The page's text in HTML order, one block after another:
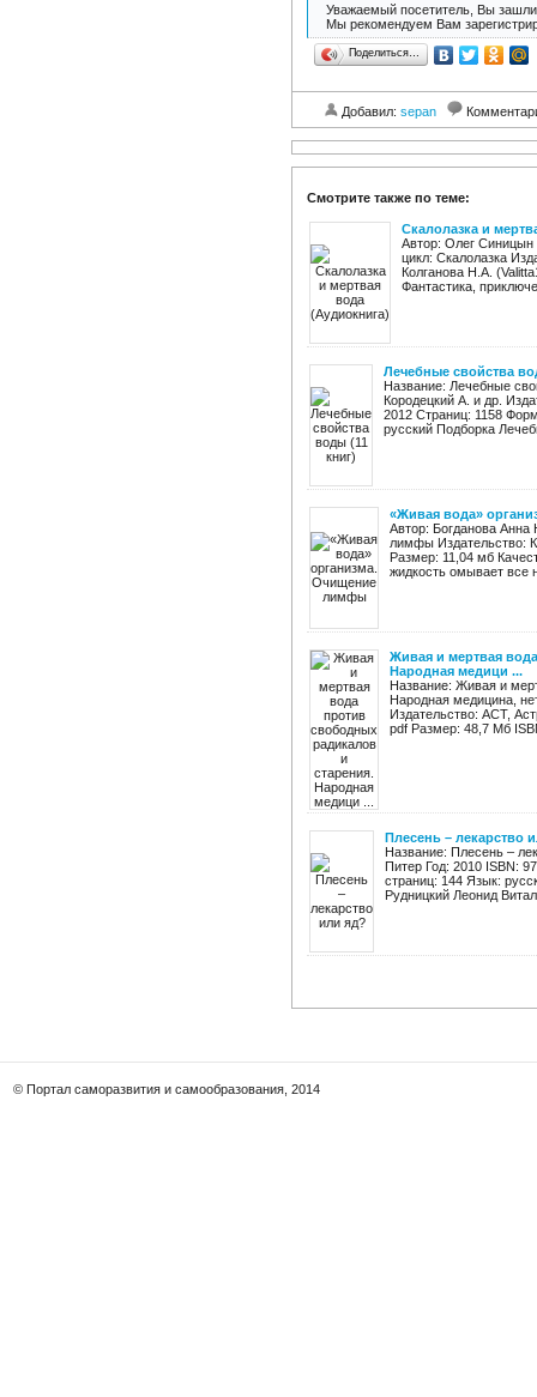
Уважаемый посетитель, Вы зашли
Мы рекомендуем Вам
Поделиться…
Добавил: sepan
Смотрите также по теме:
Скалолазка и
Автор: Олег Синицын
цикл: Скалолазка
Колганова Н.А.
Фантастика,
Лечебные свойства
Название: Лечебные
Кородецкий А. и др.
2012 Страниц: 1158
русский Подборка
«Живая вода»
Автор: Богданова
лимфы Издательство:
Размер: 11,04 мб
жидкость омывает все
Живая и мертвая
Народная медици ...
Название: Живая и
Народная медицина,
Издательство: АСТ,
pdf Размер: 48,7 Мб
Плесень – лекарство
Название: Плесень –
Питер Год: 2010 ISBN:
страниц: 144 Язык:
Рудницкий Леонид
© Портал саморазвития и самообразования, 2014